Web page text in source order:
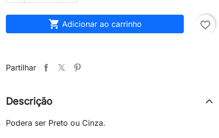
 Adicionar ao carrinho favorite_border
Partilhar
Descrição
Podera ser Preto ou Cinza.